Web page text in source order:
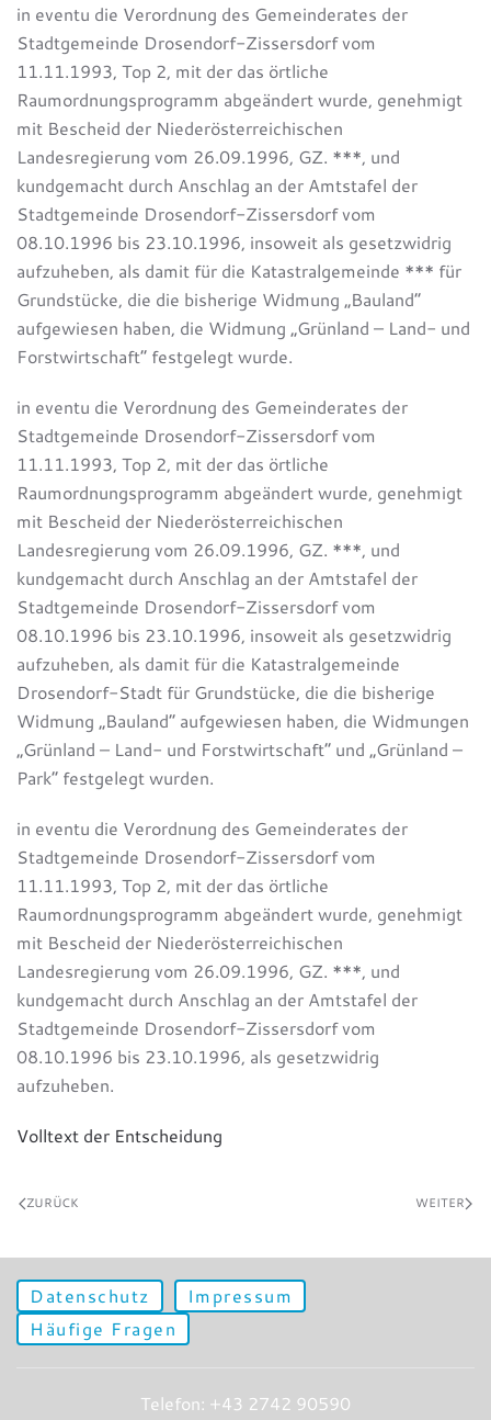
in eventu die Verordnung des Gemeinderates der
Stadtgemeinde Drosendorf-Zissersdorf vom
11.11.1993, Top 2, mit der das örtliche
Raumordnungsprogramm abgeändert wurde, genehmigt
mit Bescheid der Niederösterreichischen
Landesregierung vom 26.09.1996, GZ. ***, und
kundgemacht durch Anschlag an der Amtstafel der
Stadtgemeinde Drosendorf-Zissersdorf vom
08.10.1996 bis 23.10.1996, insoweit als gesetzwidrig
aufzuheben, als damit für die Katastralgemeinde *** für
Grundstücke, die die bisherige Widmung „Bauland“
aufgewiesen haben, die Widmung „Grünland – Land- und
Forstwirtschaft“ festgelegt wurde.
in eventu die Verordnung des Gemeinderates der
Stadtgemeinde Drosendorf-Zissersdorf vom
11.11.1993, Top 2, mit der das örtliche
Raumordnungsprogramm abgeändert wurde, genehmigt
mit Bescheid der Niederösterreichischen
Landesregierung vom 26.09.1996, GZ. ***, und
kundgemacht durch Anschlag an der Amtstafel der
Stadtgemeinde Drosendorf-Zissersdorf vom
08.10.1996 bis 23.10.1996, insoweit als gesetzwidrig
aufzuheben, als damit für die Katastralgemeinde
Drosendorf-Stadt für Grundstücke, die die bisherige
Widmung „Bauland“ aufgewiesen haben, die Widmungen
„Grünland – Land- und Forstwirtschaft“ und „Grünland –
Park“ festgelegt wurden.
in eventu die Verordnung des Gemeinderates der
Stadtgemeinde Drosendorf-Zissersdorf vom
11.11.1993, Top 2, mit der das örtliche
Raumordnungsprogramm abgeändert wurde, genehmigt
mit Bescheid der Niederösterreichischen
Landesregierung vom 26.09.1996, GZ. ***, und
kundgemacht durch Anschlag an der Amtstafel der
Stadtgemeinde Drosendorf-Zissersdorf vom
08.10.1996 bis 23.10.1996, als gesetzwidrig
aufzuheben.
Volltext der Entscheidung
ZURÜCK WEITER
Datenschutz
Impressum
Häufige Fragen
Telefon: +43 2742 90590